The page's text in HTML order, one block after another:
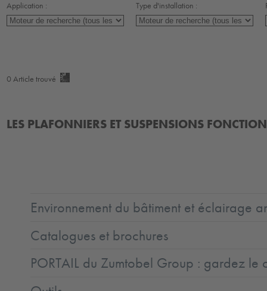
Application : Type d'installation :
0 Article trouvé
LES PLAFONNIERS ET SUSPENSIONS
Environnement du bâtiment et éclairage
Catalogues et brochures
PORTAIL du Zumtobel Group : gardez le